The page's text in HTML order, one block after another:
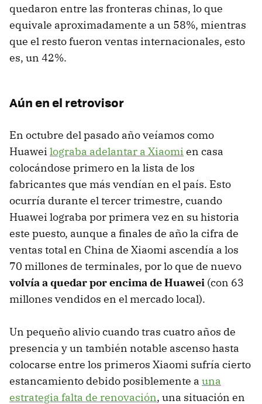
quedaron entre las fronteras chinas, lo que
equivale aproximadamente a un 58%, mientras
que el resto fueron ventas internacionales, esto
es, un 42%.
Aún en el retrovisor
En octubre del pasado año veíamos como
Huawei lograba adelantar a Xiaomi en casa
colocándose primero en la lista de los
fabricantes que más vendían en el país. Esto
ocurría durante el tercer trimestre, cuando
Huawei lograba por primera vez en su historia
este puesto, aunque a finales de año la cifra de
ventas total en China de Xiaomi ascendía a los
70 millones de terminales, por lo que de nuevo
volvía a quedar por encima de Huawei (con 63
millones vendidos en el mercado local).
Un pequeño alivio cuando tras cuatro años de
presencia y un también notable ascenso hasta
colocarse entre los primeros Xiaomi sufría cierto
estancamiento debido posiblemente a una
estrategia falta de renovación, una situación en